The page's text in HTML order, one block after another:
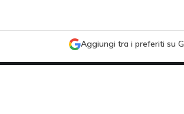
Aggiungi tra i preferiti su